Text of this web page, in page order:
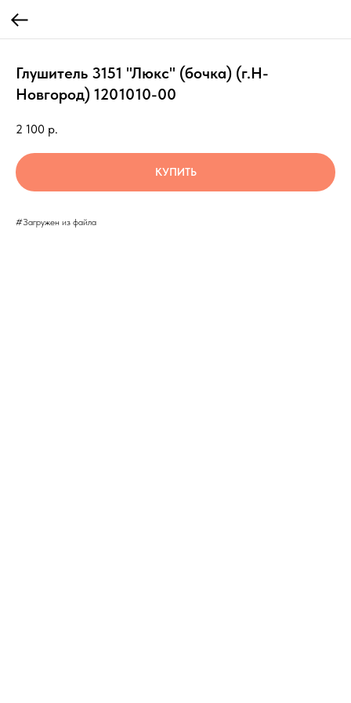
Глушитель 3151 "Люкс" (бочка) (г.Н-
Новгород) 1201010-00
2 100 р.
КУПИТЬ
#Загружен из файла